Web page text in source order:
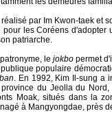
réalisé par Im Kwon-taek et
les Coréens d'adopter
patriarche.
le jokbo permet
populaire
. En 1992, Kim Il-sung a
du Jeolla du
Moak, situés dans la
à Mangyongdae, près